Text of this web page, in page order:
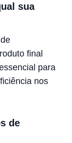
sua
final
para
nos
de